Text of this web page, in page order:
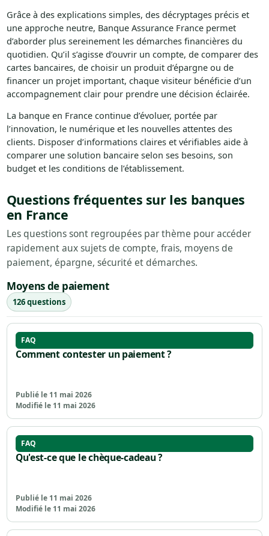
Grâce à des explications simples, des décryptages précis et
une approche neutre, Banque Assurance France permet
d’aborder plus sereinement les démarches financières du
quotidien. Qu’il s’agisse d’ouvrir un compte, de comparer des
cartes bancaires, de choisir un produit d’épargne ou de
financer un projet important, chaque visiteur bénéficie d’un
accompagnement clair pour prendre une décision éclairée.
La banque en France continue d’évoluer, portée par
l’innovation, le numérique et les nouvelles attentes des
clients. Disposer d’informations claires et vérifiables aide à
comparer une solution bancaire selon ses besoins, son
budget et les conditions de l’établissement.
Questions fréquentes sur les banques
en France
Les questions sont regroupées par thème pour accéder
rapidement aux sujets de compte, frais, moyens de
paiement, épargne, sécurité et démarches.
Moyens de paiement
126 questions
FAQ
Comment contester un paiement ?
Publié le 11 mai 2026
Modifié le 11 mai 2026
FAQ
Qu'est-ce que le chèque-cadeau ?
Publié le 11 mai 2026
Modifié le 11 mai 2026